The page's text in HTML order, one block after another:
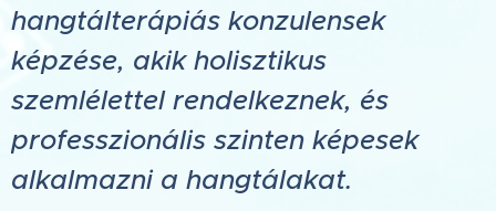
hangtálterápiás konzulensek
képzése, akik holisztikus
szemlélettel rendelkeznek, és
professzionális szinten képesek
alkalmazni a hangtálakat.